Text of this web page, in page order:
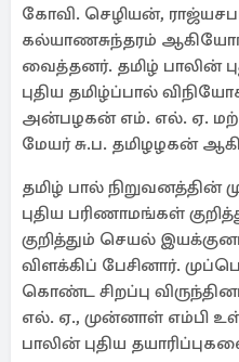
கோவி. செழியன், ராஜ்யசபா
கல்யாணசுந்தரம்
வைத்தனர். தமிழ் பாலின்
புதிய தமிழ்ப்பால்
அன்பழகன் எம். எல். ஏ.
மேயர் சு.ப. தமிழழகன்
தமிழ் பால் நிறுவனத்தின்
புதிய பரிணாமங்கள்
குறித்தும் செயல்
விளக்கிப் பேசினார்.
கொண்ட சிறப்பு
எல். ஏ., முன்னாள் எம்பி
பாலின் புதிய